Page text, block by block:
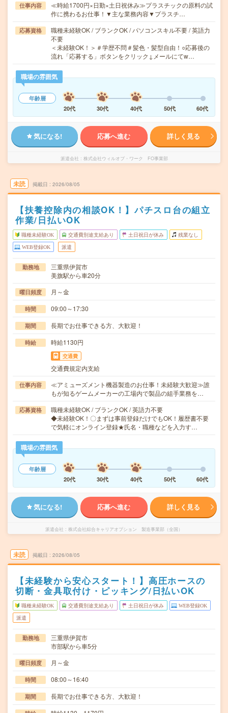
仕事内容
≪時給1700円×日勤×土日祝休み≫プラスチックの原料の試
作に携わるお仕事！▼主な業務内容▼プラスチ…
応募資格
職種未経験OK / ブランクOK / パソコンスキル不要 / 英語力
不要
＜未経験OK！＞＃学歴不問＃髪色・髪型自由！○応募後の
流れ「応募する」ボタンをクリック↓メールにてw…
職場の雰囲気
年齢層
20代
30代 40代 50代 60代
気になる! 応募へ進む 詳しく見る
派遣会社 株式会社ウィルオブ・ワーク FO事業部
未読 掲載日 2026/08/05
【扶養控除内の相談OK！】パチスロ台の組立
作業/日払いOK
職種未経験OK 交通費別途支給あり 土日祝日が休み 残業なし
WEB登録OK 派遣
勤務地
三重県伊賀市
美旗駅から車20分
曜日頻度 月～金
時間 09:00～17:30
期間 長期でお仕事できる方、大歓迎！
時給 時給1130円
交通費
交通費規定内支給
仕事内容
≪アミューズメント機器製造のお仕事！未経験大歓迎≫誰
もが知るゲームメーカーの工場内で製品の組手業務を…
応募資格
職種未経験OK / ブランクOK / 英語力不要
◆未経験OK！〇まずは事前登録だけでもOK！履歴書不要
で気軽にオンライン登録★氏名・職種などを入力す…
職場の雰囲気
年齢層
20代
30代 40代 50代 60代
気になる! 応募へ進む 詳しく見る
派遣会社 株式会社綜合キャリアオプション 製造事業部（全国）
未読 掲載日 2026/08/05
【未経験から安心スタート！】高圧ホースの
切断・金具取付け・ピッキング/日払いOK
職種未経験OK 交通費別途支給あり 土日祝日が休み WEB登録OK
派遣
勤務地
三重県伊賀市
市部駅から車5分
曜日頻度 月～金
時間 08:00～16:40
期間 長期でお仕事できる方、大歓迎！